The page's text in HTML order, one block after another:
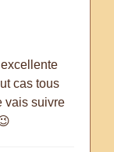
cas tous
vais suivre